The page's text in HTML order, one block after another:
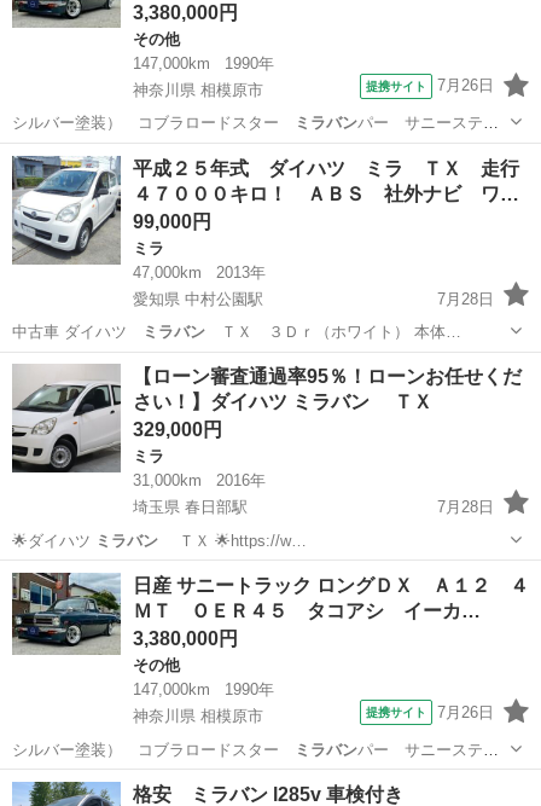
3,380,000円
その他
147,000km
1990年
神奈川県 相模原市
提携サイト 7月26日
シルバー塗装） コブラロードスター ミラバンパー サニーステン
グリル ■ 排気量…
神奈川 相模原市 その他
平成２５年式 ダイハツ ミラ ＴＸ 走行
４７０００キロ！ ＡＢＳ 社外ナビ ワ…
99,000円
ミラ
47,000km
2013年
愛知県 中村公園駅
7月28日
中古車 ダイハツ
ミラバン ＴＸ ３Ｄｒ（ホワイト） 本体…
愛知 海部郡 中村公園駅 ミラ
【ローン審査通過率95％！ローンお任せくだ
さい！】ダイハツ ミラバン ＴＸ
329,000円
ミラ
31,000km
2016年
埼玉県 春日部駅
7月28日
🌟ダイハツ ミラバン ＴＸ 🌟https://w…
埼玉 春日部市 春日部駅 ミラ ローン
日産 サニートラック ロングＤＸ Ａ１２ ４
ＭＴ ＯＥＲ４５ タコアシ イーカ…
3,380,000円
その他
147,000km
1990年
神奈川県 相模原市
提携サイト 7月26日
シルバー塗装） コブラロードスター ミラバンパー サニーステン
グリル ■ 排気量…
神奈川 相模原市
格安 ミラバン l285v 車検付き